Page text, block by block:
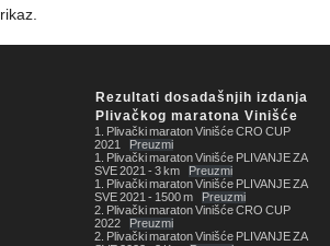
Rezultati dosadašnjih izdanja
Plivačkog maratona Vinišće
1. Plivački maraton Vinišće CRO CUP
2021
Preuzmi
1. Plivački maraton Vinišće PLIVANJE ZA
SVE 2021 - 3 km
Preuzmi
1. Plivački maraton Vinišće PLIVANJE ZA
SVE 2021 - 1500 m
Preuzmi
2. Plivački maraton Vinišće CRO CUP
2022
Preuzmi
2. Plivački maraton Vinišće PLIVANJE ZA